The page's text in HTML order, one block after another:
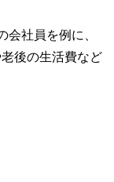
会社員を例に、
後の生活費など